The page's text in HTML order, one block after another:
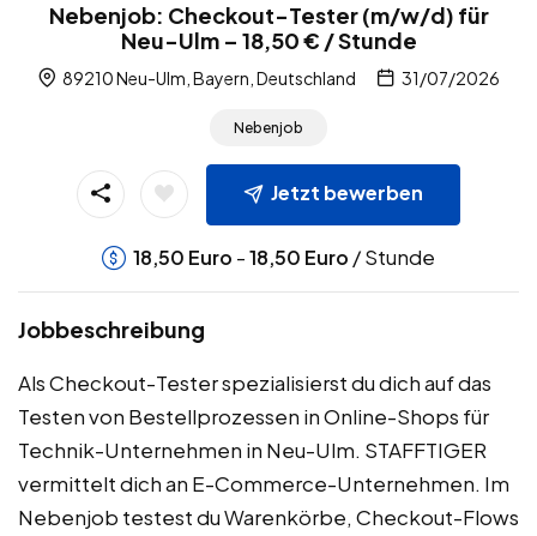
Nebenjob: Checkout-Tester (m/w/d) für
Neu-Ulm – 18,50 € / Stunde
89210 Neu-Ulm, Bayern, Deutschland 31/07/2026
Nebenjob
Jetzt bewerben
18,50 Euro -18,50 Euro / Stunde
Jobbeschreibung
Als Checkout-Tester spezialisierst du dich auf das
Testen von Bestellprozessen in Online-Shops für
Technik-Unternehmen in Neu-Ulm. STAFFTIGER
vermittelt dich an E-Commerce-Unternehmen. Im
Nebenjob testest du Warenkörbe, Checkout-Flows